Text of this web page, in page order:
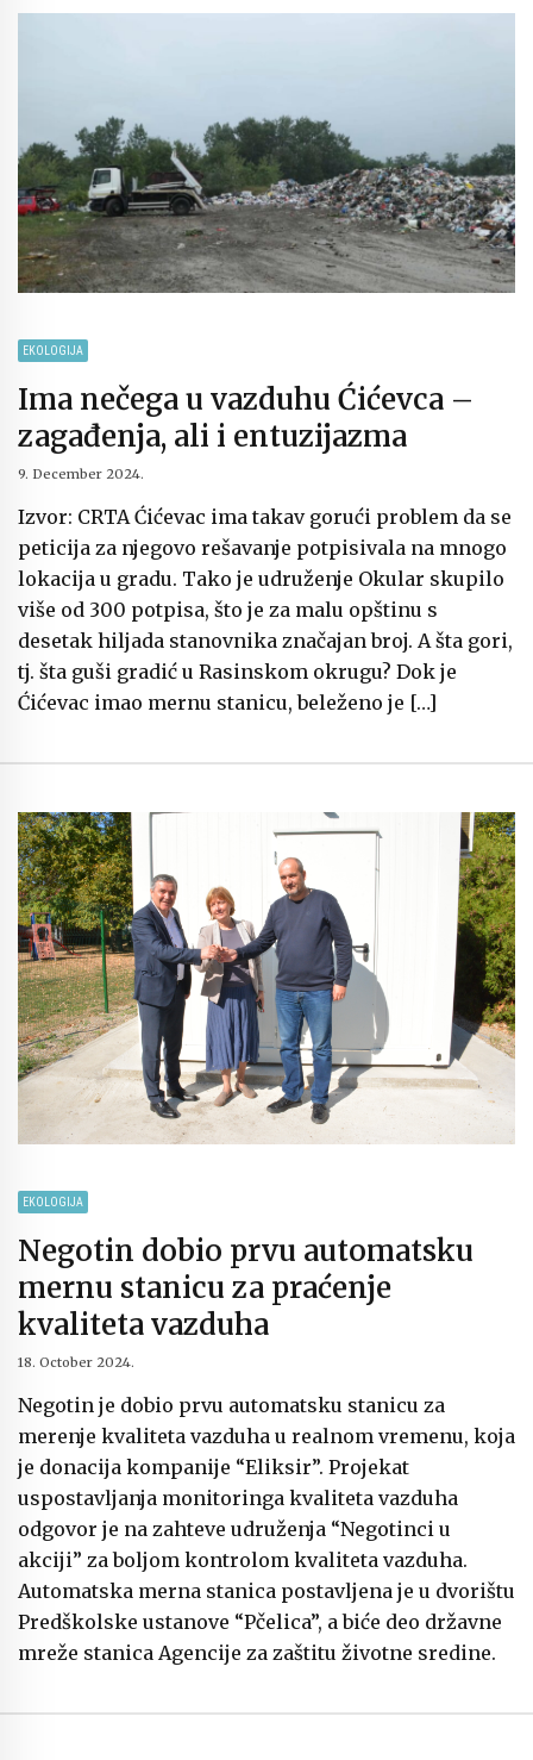
EKOLOGIJA
Ima nečega u vazduhu Ćićevca –
zagađenja, ali i entuzijazma
9. December 2024.
Izvor: CRTA Ćićevac ima takav gorući problem da se
peticija za njegovo rešavanje potpisivala na mnogo
lokacija u gradu. Tako je udruženje Okular skupilo
više od 300 potpisa, što je za malu opštinu s
desetak hiljada stanovnika značajan broj. A šta gori,
tj. šta guši gradić u Rasinskom okrugu? Dok je
Ćićevac imao mernu stanicu, beleženo je […]
EKOLOGIJA
Negotin dobio prvu automatsku
mernu stanicu za praćenje
kvaliteta vazduha
18. October 2024.
Negotin je dobio prvu automatsku stanicu za
merenje kvaliteta vazduha u realnom vremenu, koja
je donacija kompanije “Eliksir”. Projekat
uspostavljanja monitoringa kvaliteta vazduha
odgovor je na zahteve udruženja “Negotinci u
akciji” za boljom kontrolom kvaliteta vazduha.
Automatska merna stanica postavljena je u dvorištu
Predškolske ustanove “Pčelica”, a biće deo državne
mreže stanica Agencije za zaštitu životne sredine.